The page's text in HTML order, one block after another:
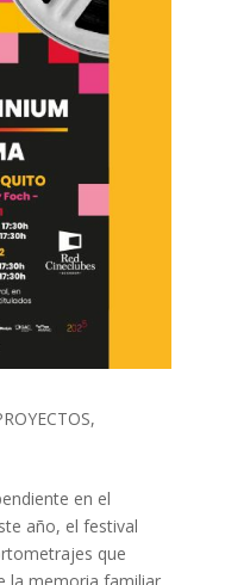
,
en el
año, el festival
que